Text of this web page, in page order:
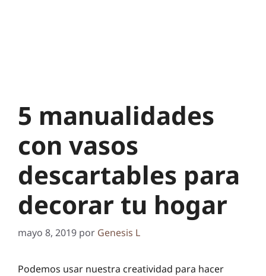
5 manualidades
con vasos
descartables para
decorar tu hogar
mayo 8, 2019 por Genesis L
Podemos usar nuestra creatividad para hacer